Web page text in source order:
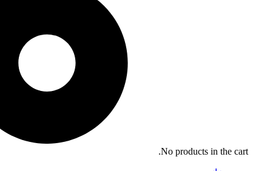
No products in the cart.